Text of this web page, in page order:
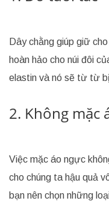
Dây chằng giúp giữ
hoàn hảo cho núi đôi
elastin và nó sẽ từ từ
2. Không mặc
Việc mặc áo ngực
cho chúng ta hậu quả
bạn nên chọn những